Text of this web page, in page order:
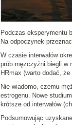
Podczas eksperymentu
Na odpoczynek
W czasie interwałów
prób mężczyźni biegli w
HRmax (warto dodać,
Nie wiadomo, czemu
estrogenu. Nowe
krótsze od interwałów
Podsumowując